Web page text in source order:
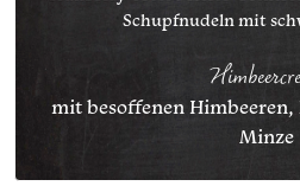
Schupfnudeln mit
mit besoffenen
Minze